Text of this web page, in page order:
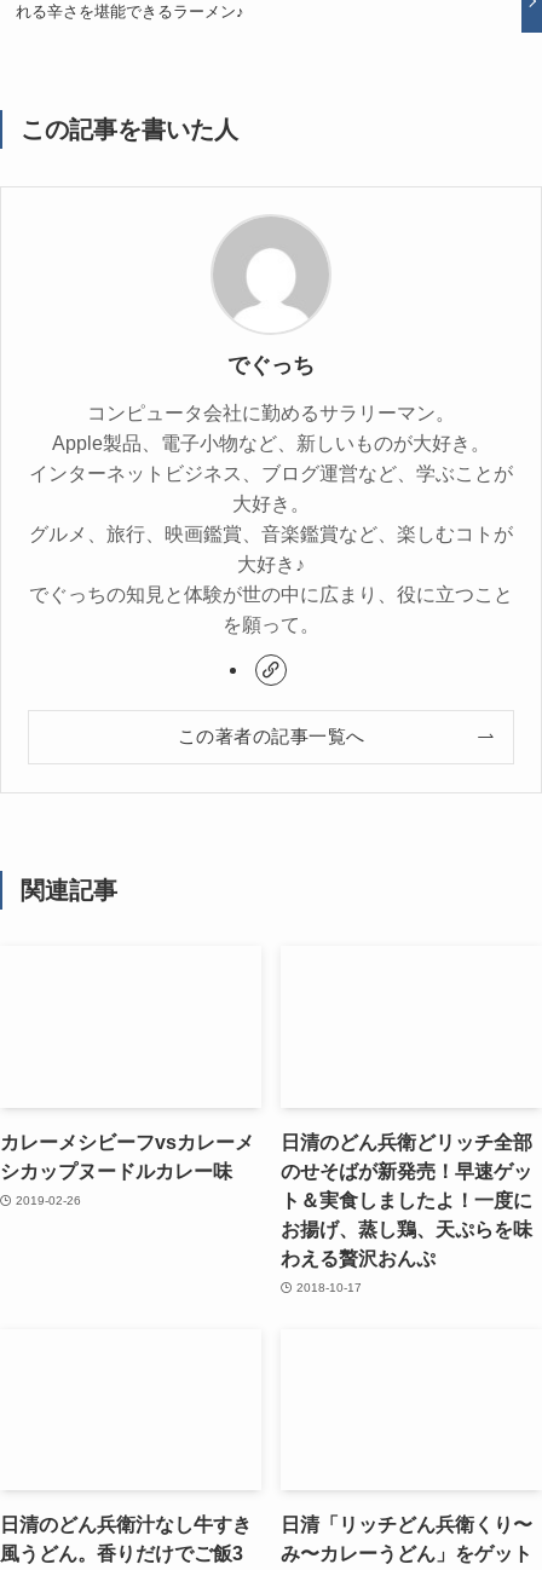
れる辛さを堪能できるラーメン♪
この記事を書いた人
でぐっち
コンピュータ会社に勤めるサラリーマン。
Apple製品、電子小物など、新しいものが大好き。
インターネットビジネス、ブログ運営など、学ぶことが
大好き。
グルメ、旅行、映画鑑賞、音楽鑑賞など、楽しむコトが
大好き♪
でぐっちの知見と体験が世の中に広まり、役に立つこと
を願って。
この著者の記事一覧へ
関連記事
カレーメシビーフvsカレーメ
シカップヌードルカレー味
2019-02-26
日清のどん兵衛どリッチ全部
のせそばが新発売！早速ゲッ
ト＆実食しましたよ！一度に
お揚げ、蒸し鶏、天ぷらを味
わえる贅沢おんぷ
2018-10-17
日清のどん兵衛汁なし牛すき
風うどん。香りだけでご飯3
日清「リッチどん兵衛くり〜
み〜カレーうどん」をゲット